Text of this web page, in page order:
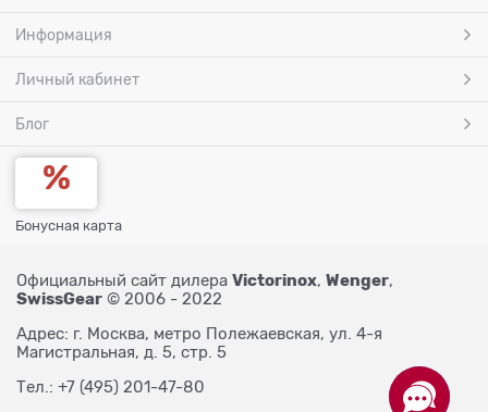
Информация
Личный кабинет
Блог
Бонусная карта
Официальный сайт дилера Victorinox, Wenger,
SwissGear © 2006 - 2022
Адрес: г. Москва, метро Полежаевская, ул. 4-я
Магистральная, д. 5, стр. 5
Тел.: +7 (495) 201-47-80